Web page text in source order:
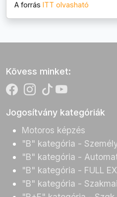
A forrás ITT olvasható
Kövess minket:
Jogosítvány kategóriák
Motoros képzés
"B" kategória -
"B" kategória -
"B" kategória - FULL
"B" kategória -